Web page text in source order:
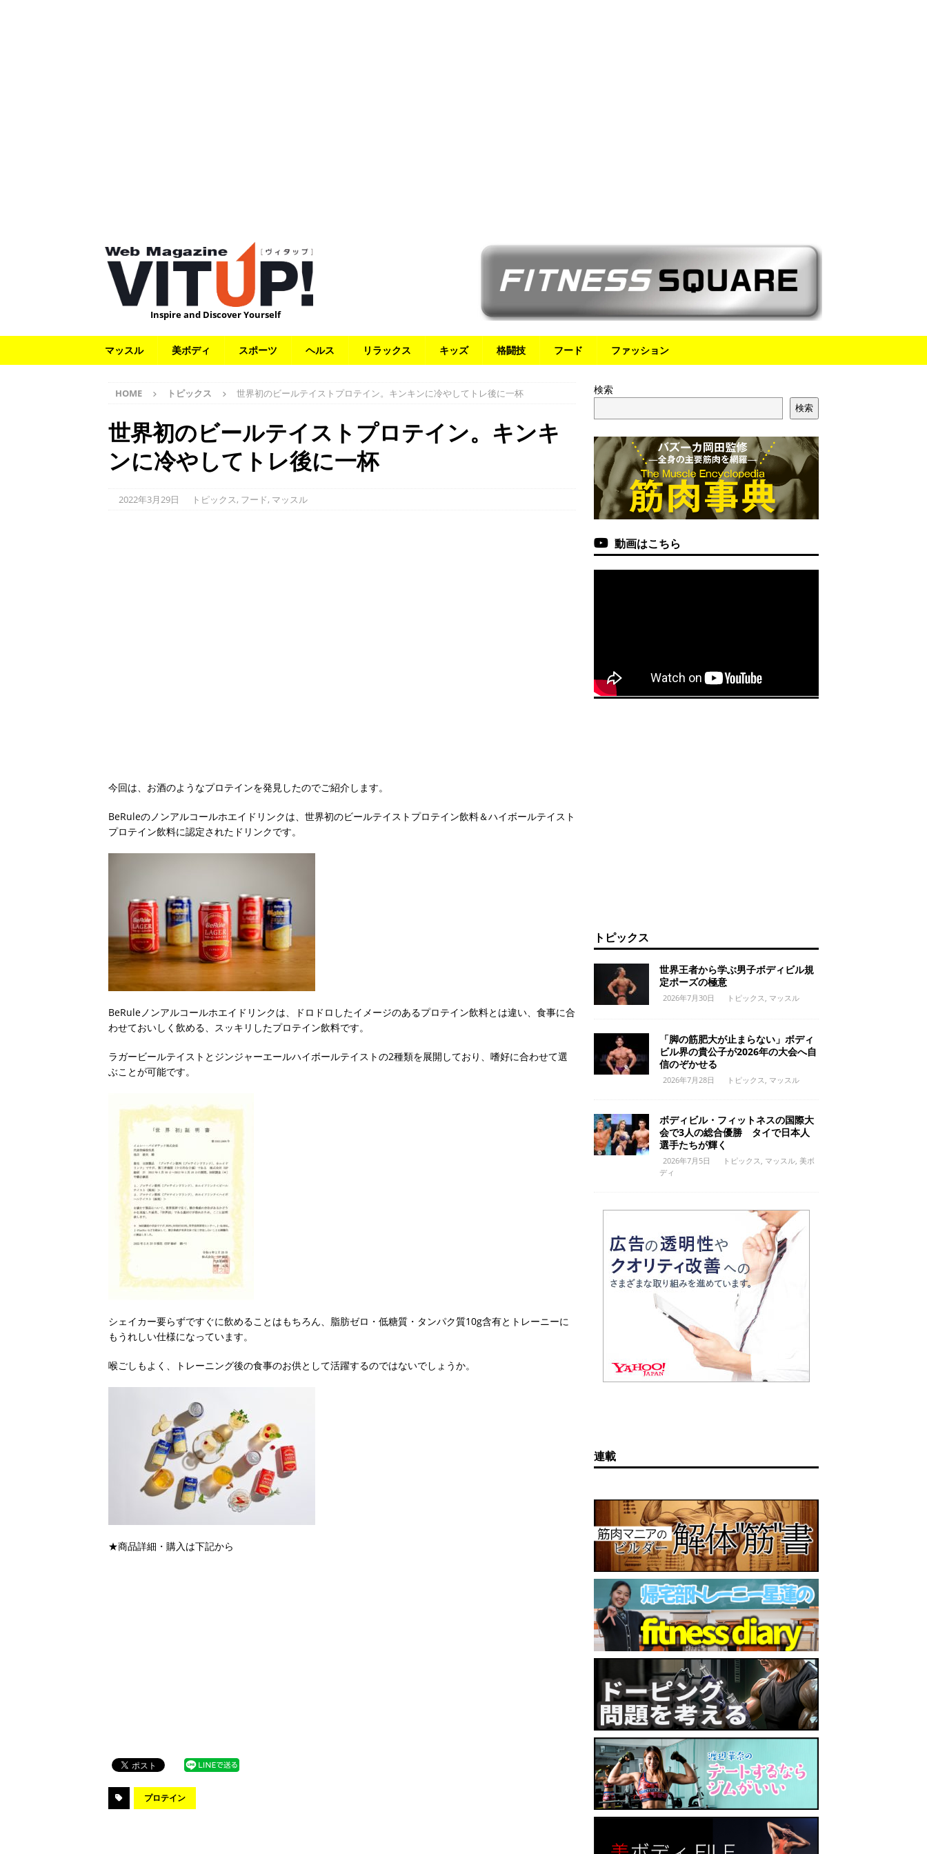
Inspire and Discover Yourself
マッスル 美ボディ スポーツ ヘルス リラックス キッズ 格闘技 フード ファッション
HOME トピックス 世界初のビールテイストプロテイン。キンキンに冷やしてトレ後に一杯
世界初のビールテイストプロテイン。キンキ
ンに冷やしてトレ後に一杯
2022年3月29日 トピックス, フード, マッスル
今回は、お酒のようなプロテインを発見したのでご紹介します。
BeRuleのノンアルコールホエイドリンクは、世界初のビールテイストプロテイン飲料＆ハイボールテイスト
プロテイン飲料に認定されたドリンクです。
BeRuleノンアルコールホエイドリンクは、ドロドロしたイメージのあるプロテイン飲料とは違い、食事に合
わせておいしく飲める、スッキリしたプロテイン飲料です。
ラガービールテイストとジンジャーエールハイボールテイストの2種類を展開しており、嗜好に合わせて選
ぶことが可能です。
シェイカー要らずですぐに飲めることはもちろん、脂肪ゼロ・低糖質・タンパク質10g含有とトレーニーに
もうれしい仕様になっています。
喉ごしもよく、トレーニング後の食事のお供として活躍するのではないでしょうか。
★商品詳細・購入は下記から
プロテイン
検索
検索
動画はこちら
トピックス
世界王者から学ぶ男子ボディビル規
定ポーズの極意
2026年7月30日 トピックス マッスル
「脚の筋肥大が止まらない」ボディ
ビル界の貴公子が2026年の大会へ自
信のぞかせる
2026年7月28日 トピックス マッスル
ボディビル・フィットネスの国際大
会で3人の総合優勝 タイで日本人
選手たちが輝く
2026年7月5日 トピックス マッスル, 美ボ
ディ
連載